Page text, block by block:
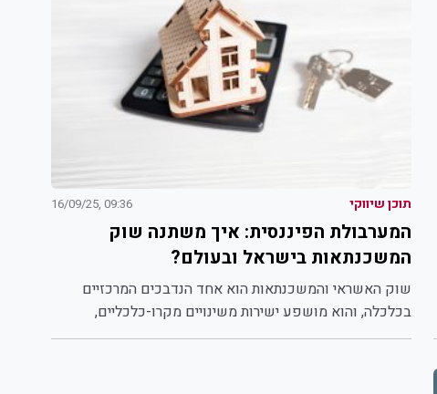
תוכן שיווקי 09:36 ,16/09/25
המערבולת הפיננסית: איך משתנה שוק
המשכנתאות בישראל ובעולם?
שוק האשראי והמשכנתאות הוא אחד הנדבכים המרכזיים
בכלכלה, והוא מושפע ישירות משינויים מקרו-כלכליים,
גלובליים ומקומיים כאחד. בעשור האחרון,...